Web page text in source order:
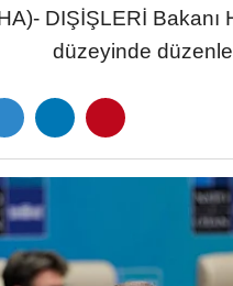
DIŞİŞLERİ Bakanı
düzeyinde